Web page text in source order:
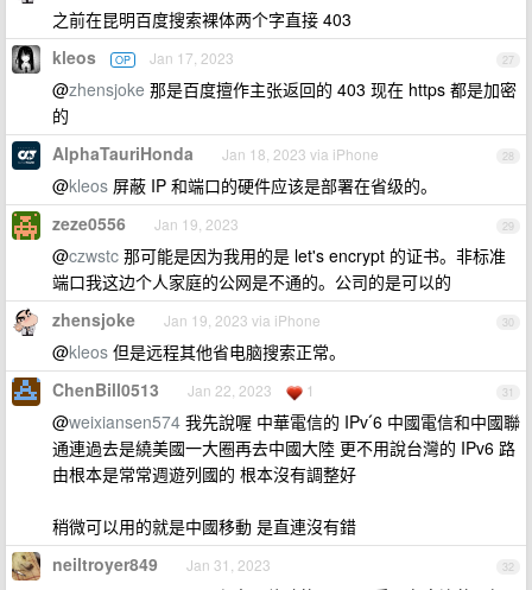
之前在昆明百度搜索裸体两个字直接 403
27
kleos OP Jan 17, 2023
@zhensjoke 那是百度擅作主张返回的 403 现在 https 都是加密
的
28
AlphaTauriHonda Jan 18, 2023 via iPhone
@kleos 屏蔽 IP 和端口的硬件应该是部署在省级的。
29
zeze0556 Jan 19, 2023
@czwstc 那可能是因为我用的是 let's encrypt 的证书。非标准
端口我这边个人家庭的公网是不通的。公司的是可以的
30
zhensjoke Jan 19, 2023 via iPhone
@kleos 但是远程其他省电脑搜索正常。
31
ChenBill0513 Jan 22, 2023 1
@weixiansen574 我先說喔 中華電信的 IPvˊ6 中國電信和中國聯
通連過去是繞美國一大圈再去中國大陸 更不用說台灣的 IPv6 路
由根本是常常週遊列國的 根本沒有調整好
稍微可以用的就是中國移動 是直連沒有錯
32
neiltroyer849 Jan 31, 2023